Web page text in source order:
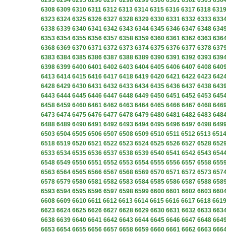
6308 6309 6310 6311 6312 6313 6314 6315 6316 6317 6318 6319
6323 6324 6325 6326 6327 6328 6329 6330 6331 6332 6333
6338 6339 6340 6341 6342 6343 6344 6345 6346 6347 6348
6353 6354 6355 6356 6357 6358 6359 6360 6361 6362 6363
6368 6369 6370 6371 6372 6373 6374 6375 6376 6377 6378
6383 6384 6385 6386 6387 6388 6389 6390 6391 6392 6393
6398 6399 6400 6401 6402 6403 6404 6405 6406 6407 6408
6413 6414 6415 6416 6417 6418 6419 6420 6421 6422 6423
6428 6429 6430 6431 6432 6433 6434 6435 6436 6437 6438
6443 6444 6445 6446 6447 6448 6449 6450 6451 6452 6453
6458 6459 6460 6461 6462 6463 6464 6465 6466 6467 6468
6473 6474 6475 6476 6477 6478 6479 6480 6481 6482 6483
6488 6489 6490 6491 6492 6493 6494 6495 6496 6497 6498
6503 6504 6505 6506 6507 6508 6509 6510 6511 6512 6513 6514
6518 6519 6520 6521 6522 6523 6524 6525 6526 6527 6528
6533 6534 6535 6536 6537 6538 6539 6540 6541 6542 6543
6548 6549 6550 6551 6552 6553 6554 6555 6556 6557 6558
6563 6564 6565 6566 6567 6568 6569 6570 6571 6572 6573
6578 6579 6580 6581 6582 6583 6584 6585 6586 6587 6588
6593 6594 6595 6596 6597 6598 6599 6600 6601 6602 6603
6608 6609 6610 6611 6612 6613 6614 6615 6616 6617 6618 6619
6623 6624 6625 6626 6627 6628 6629 6630 6631 6632 6633
6638 6639 6640 6641 6642 6643 6644 6645 6646 6647 6648
6653 6654 6655 6656 6657 6658 6659 6660 6661 6662 6663